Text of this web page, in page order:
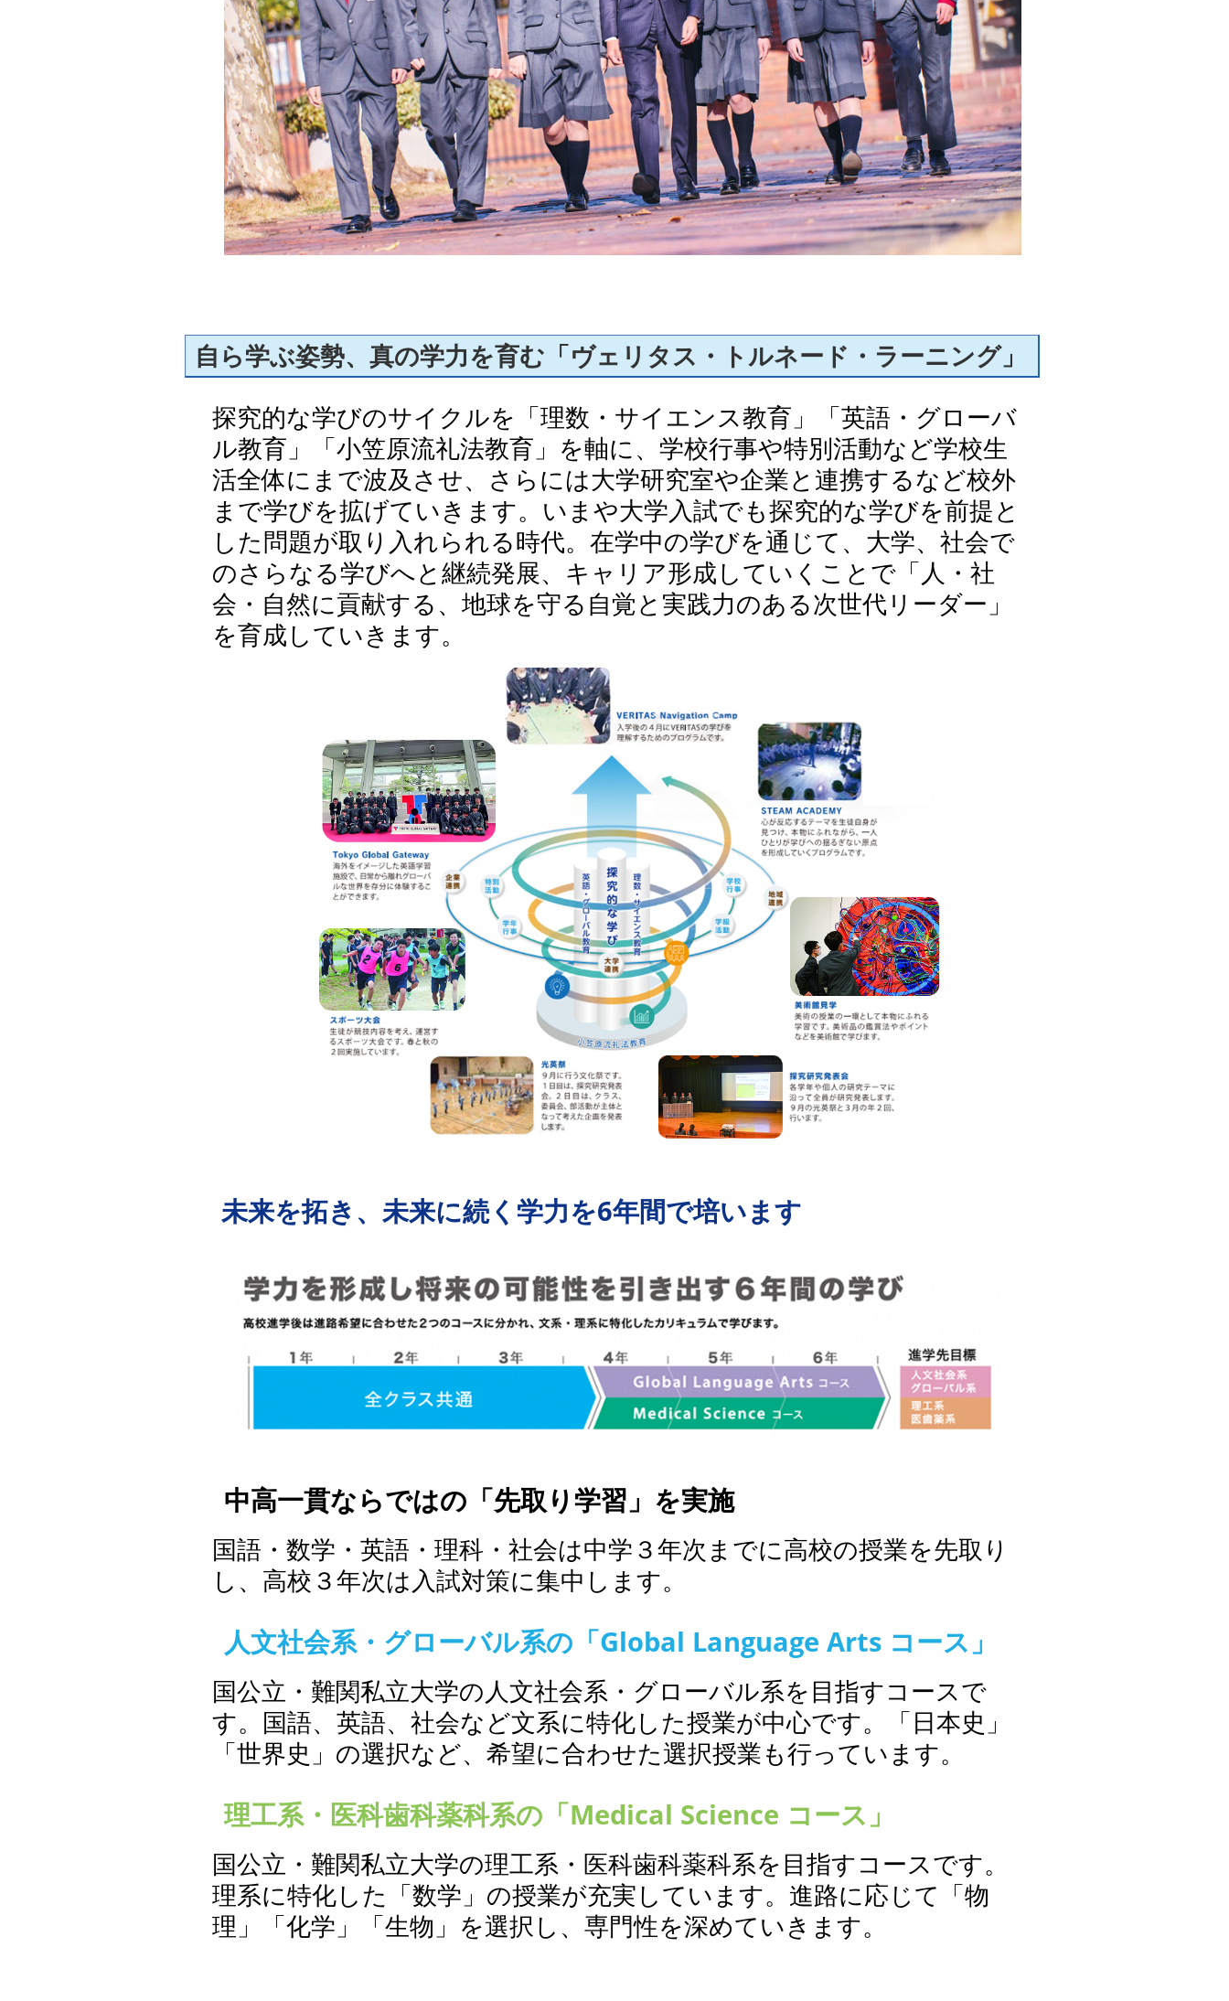
自ら学ぶ姿勢、真の学力を育む「ヴェリタス・トルネード・ラーニング」
探究的な学びのサイクルを「理数・サイエンス教育」「英語・グローバ
ル教育」「小笠原流礼法教育」を軸に、学校行事や特別活動など学校生
活全体にまで波及させ、さらには大学研究室や企業と連携するなど校外
まで学びを拡げていきます。いまや大学入試でも探究的な学びを前提と
した問題が取り入れられる時代。在学中の学びを通じて、大学、社会で
のさらなる学びへと継続発展、キャリア形成していくことで「人・社
会・自然に貢献する、地球を守る自覚と実践力のある次世代リーダー」
を育成していきます。
未来を拓き、未来に続く学力を6年間で培います
中高一貫ならではの「先取り学習」を実施
国語・数学・英語・理科・社会は中学３年次までに高校の授業を先取り
し、高校３年次は入試対策に集中します。
人文社会系・グローバル系の「Global Language Arts コース」
国公立・難関私立大学の人文社会系・グローバル系を目指すコースで
す。国語、英語、社会など文系に特化した授業が中心です。「日本史」
「世界史」の選択など、希望に合わせた選択授業も行っています。
理工系・医科歯科薬科系の「Medical Science コース」
国公立・難関私立大学の理工系・医科歯科薬科系を目指すコースです。
理系に特化した「数学」の授業が充実しています。進路に応じて「物
理」「化学」「生物」を選択し、専門性を深めていきます。